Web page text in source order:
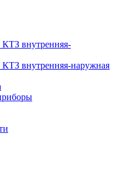
внутренняя-
внутренняя-наружная